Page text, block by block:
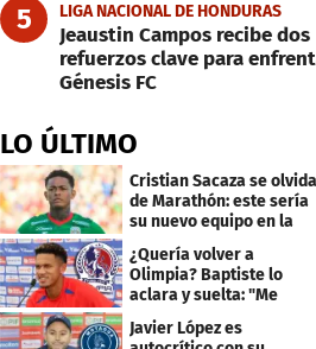
5 LIGA NACIONAL DE HONDURAS
Jeaustin Campos recibe dos
refuerzos clave para
Génesis FC
LO ÚLTIMO
Cristian Sacaza se olvida
de Marathón: este sería
su nuevo equipo en la
Liga Nacional
¿Quería volver a
Olimpia? Baptiste lo
aclara y suelta: "Me
faltaba un equipo
grande"
Javier López es